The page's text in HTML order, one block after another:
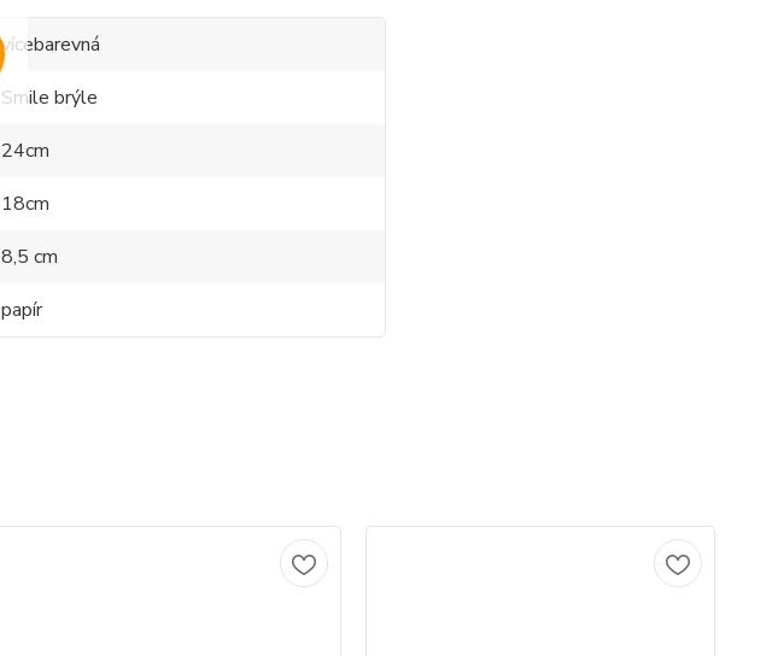
vícebarevná
Smile brýle
24cm
18cm
8,5 cm
papír